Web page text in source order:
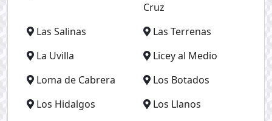
Cruz
Las Salinas
Las Terrenas
La Uvilla
Licey al Medio
Loma de Cabrera
Los Botados
Los Hidalgos
Los Llanos